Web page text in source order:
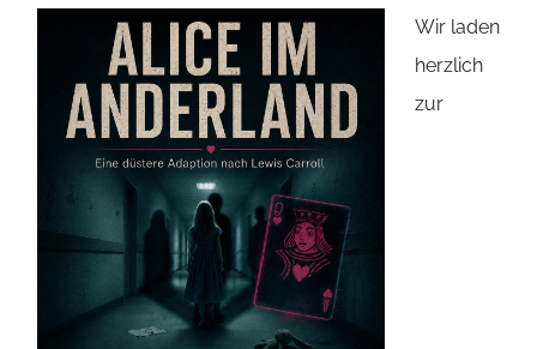
Wir laden
herzlich
zur